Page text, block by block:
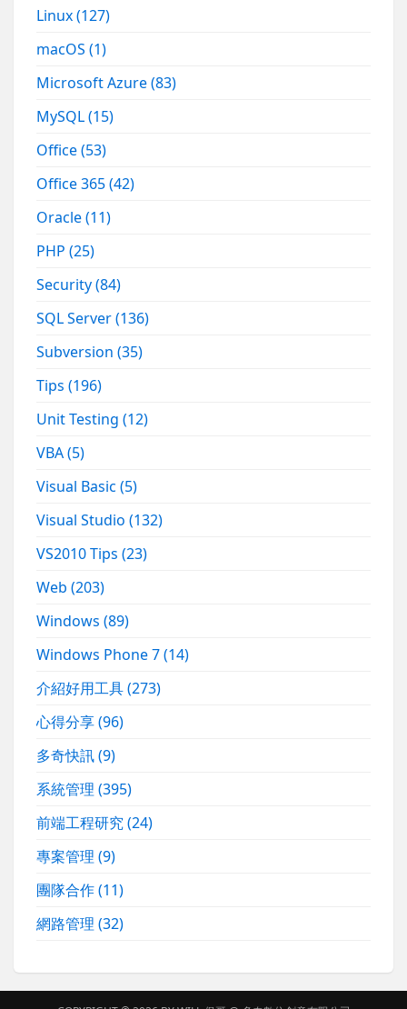
Linux(127)
macOS(1)
Microsoft Azure(83)
MySQL(15)
Office(53)
Office 365(42)
Oracle(11)
PHP(25)
Security(84)
SQL Server(136)
Subversion(35)
Tips(196)
Unit Testing(12)
VBA(5)
Visual Basic(5)
Visual Studio(132)
VS2010 Tips(23)
Web(203)
Windows(89)
Windows Phone 7(14)
介紹好用工具(273)
心得分享(96)
多奇快訊(9)
系統管理(395)
前端工程研究(24)
專案管理(9)
團隊合作(11)
網路管理(32)